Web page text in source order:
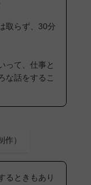
取らず、30分
って、仕事と
な話をするこ
）
るときもあり